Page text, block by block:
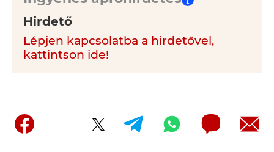
Hirdető
Lépjen kapcsolatba a hirdetővel,
kattintson ide!